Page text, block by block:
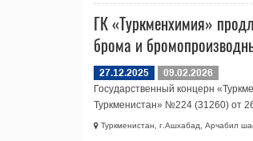
ГК «Туркменхимия»
брома и
27.12.2025
09.02.2026
Государственный концерн
Туркменистан» №224 (31260) от
Туркменистан, г.Ашхабад, Арчабил